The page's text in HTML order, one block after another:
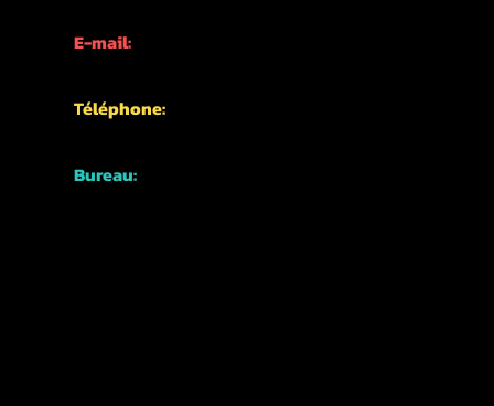
E-mail:
Téléphone:
Bureau: